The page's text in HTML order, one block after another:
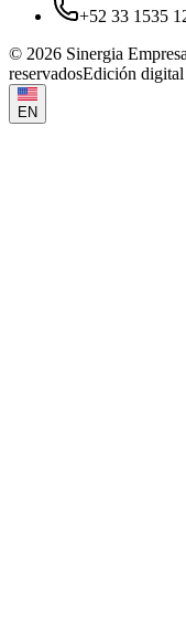
+52 33 1535
© 2026 Sinergia
reservadosEdición digital
EN